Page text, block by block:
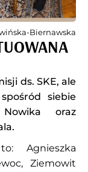
ds. SKE, ale
siebie
Nowika oraz
Agnieszka
Ziemowit
Biernawska